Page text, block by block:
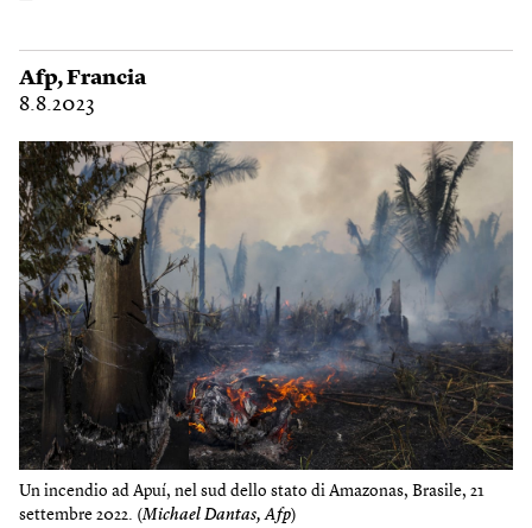
Afp,Francia
8.8.2023
Un incendio ad Apuí, nel sud dello stato di Amazonas, Brasile, 21
settembre 2022. (Michael Dantas, Afp)